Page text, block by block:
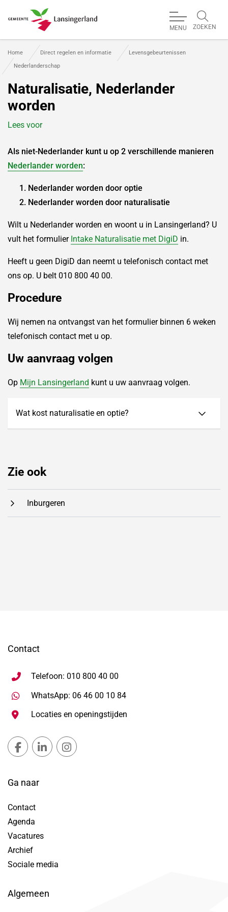
MENU ZOEKEN
Home Direct regelen en informatie
Levensgebeurtenissen
Nederlanderschap
Naturalisatie, Nederlander
worden
Lees voor
Als niet-Nederlander kunt u op 2 verschillende manieren
Nederlander worden:
Nederlander worden door optie
Nederlander worden door naturalisatie
Wilt u Nederlander worden en woont u in Lansingerland? U
vult het formulier Intake Naturalisatie met DigiD in.
Heeft u geen DigiD dan neemt u telefonisch contact met
ons op. U belt 010 800 40 00.
Procedure
Wij nemen na ontvangst van het formulier binnen 6 weken
telefonisch contact met u op.
Uw aanvraag volgen
Op Mijn Lansingerland kunt u uw aanvraag volgen.
Wat kost naturalisatie en optie?
Zie ook
Inburgeren
Contact
Telefoon: 010 800 40 00
WhatsApp: 06 46 00 10 84Stuur WhatsApp bericht,
Locaties en openingstijden
Gemeente Lansingerland Facebook, opent in nieuw
Gemeente Lansingerland LinkedIn, opent in
Ga naar
Contact
Agenda
Vacatures
Archief
Sociale media
Algemeen